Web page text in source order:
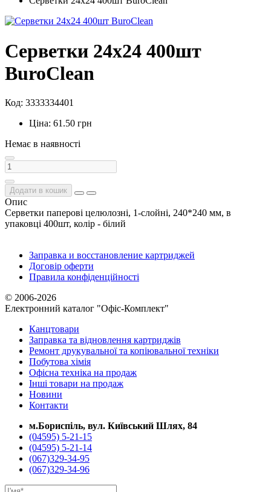
Серветки 24х24 400шт
BuroClean
Код: 3333334401
Ціна: 61.50 грн
Немає в наявності
Додати в кошик
Опис
Серветки паперові целюлозні, 1-слойні, 240*240 мм, в
упаковці 400шт, колір - білий
Заправка и восстановление картриджей
Договір оферти
Правила конфіденційності
© 2006-2026
Електронний каталог "Офіс-Комплект"
Канцтовари
Заправка та відновлення картриджів
Ремонт друкувальної та копіювальної техніки
Побутова хімія
Офісна техніка на продаж
Інші товари на продаж
Новини
Контакти
м.Бориспіль, вул. Київський Шлях, 84
(04595) 5-21-15
(04595) 5-21-14
(067)329-34-95
(067)329-34-96